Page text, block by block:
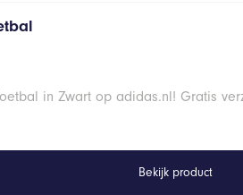
in Zwart op adidas.nl! Gratis
Bekijk product